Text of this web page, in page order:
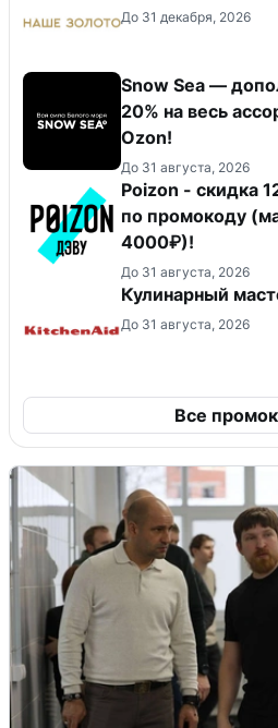
До 31 декабря, 2026
Snow Sea —
20% на весь
Ozon!
До 31 августа, 2026
Poizon - скидка
по промокоду
4000₽)!
До 31 августа, 2026
Кулинарный
До 31 августа, 2026
Все